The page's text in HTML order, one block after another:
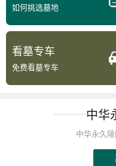
如何挑选墓地
看墓专车
免费看墓专车
中华
中华永久